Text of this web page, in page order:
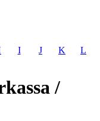
I J K L
/